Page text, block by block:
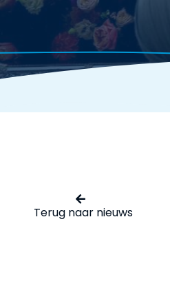
Terug naar nieuws